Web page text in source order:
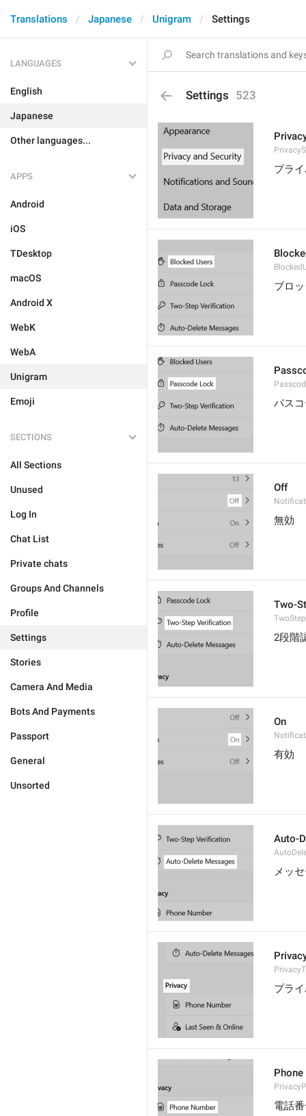
Translations Japanese Unigram Settings
LANGUAGES
English
Japanese
Other languages...
APPS
Android
iOS
TDesktop
macOS
Android X
WebK
WebA
Unigram
Emoji
SECTIONS
All Sections
Unused
Log In
Chat List
Private chats
Groups And Channels
Profile
Settings
Stories
Camera And Media
Bots And Payments
Passport
General
Unsorted
Settings 523
プラ
ブロ
パス
Off
無効
Two-
2段階
On
有効
Auto-
メッ
プラ
電話